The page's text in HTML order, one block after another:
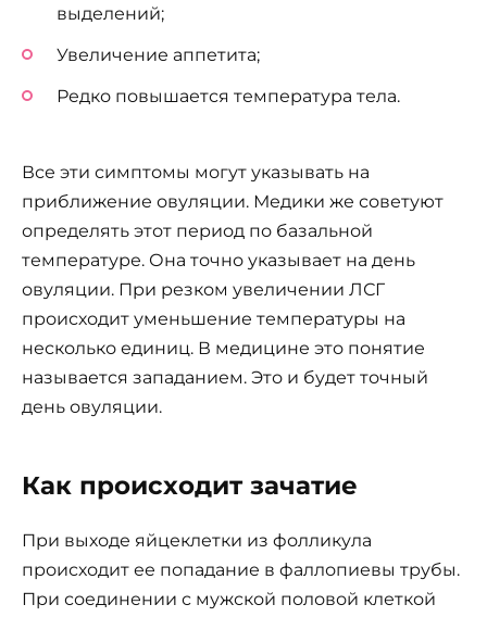
выделений;
Увеличение аппетита;
Редко повышается температура тела.
Все эти симптомы могут указывать на
приближение овуляции. Медики же советуют
определять этот период по базальной
температуре. Она точно указывает на день
овуляции. При резком увеличении ЛСГ
происходит уменьшение температуры на
несколько единиц. В медицине это понятие
называется западанием. Это и будет точный
день овуляции.
Как происходит зачатие
При выходе яйцеклетки из фолликула
происходит ее попадание в фаллопиевы трубы.
При соединении с мужской половой клеткой